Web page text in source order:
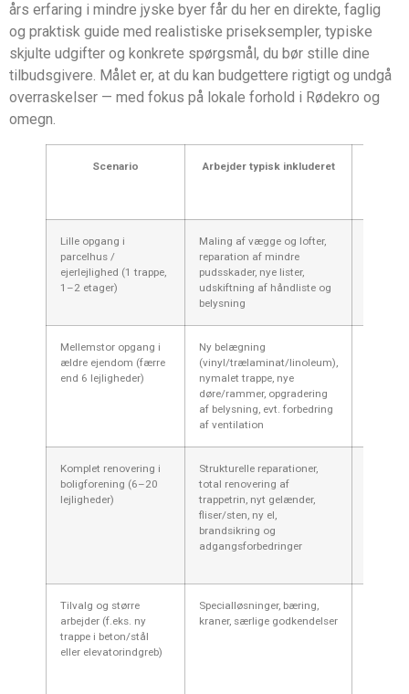
års erfaring i mindre jyske byer får du her en direkte, faglig
og praktisk guide med realistiske priseksempler, typiske
skjulte udgifter og konkrete spørgsmål, du bør stille dine
tilbudsgivere. Målet er, at du kan budgettere rigtigt og undgå
overraskelser — med fokus på lokale forhold i Rødekro og
omegn.
Scenario Arbejder typisk inkluderet
Lille opgang i
parcelhus /
ejerlejlighed (1 trappe,
1–2 etager)
Maling af vægge og lofter,
reparation af mindre
pudsskader, nye lister,
udskiftning af håndliste og
belysning
Mellemstor opgang i
ældre ejendom (færre
end 6 lejligheder)
Ny belægning
(vinyl/trælaminat/linoleum),
nymalet trappe, nye
døre/rammer, opgradering
af belysning, evt. forbedring
af ventilation
Komplet renovering i
boligforening (6–20
lejligheder)
Strukturelle reparationer,
total renovering af
trappetrin, nyt gelænder,
fliser/sten, ny el,
brandsikring og
adgangsforbedringer
Tilvalg og større
arbejder (f.eks. ny
trappe i beton/stål
eller elevatorindgreb)
Specialløsninger, bæring,
kraner, særlige godkendelser